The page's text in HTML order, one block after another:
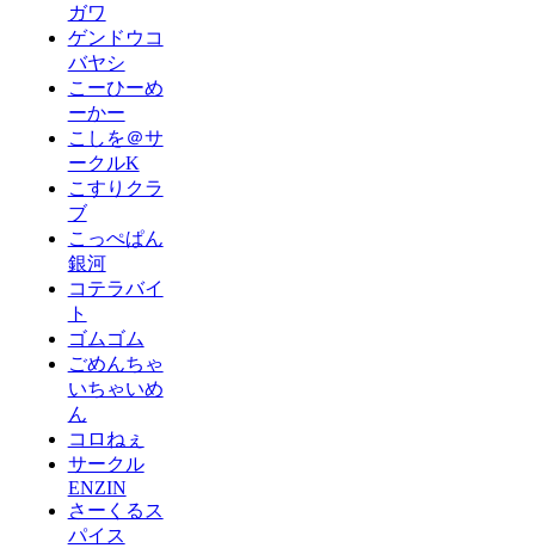
ガワ
ゲンドウコ
バヤシ
こーひーめ
ーかー
こしを＠サ
ークルK
こすりクラ
ブ
こっぺぱん
銀河
コテラバイ
ト
ゴムゴム
ごめんちゃ
いちゃいめ
ん
コロねぇ
サークル
ENZIN
さーくるス
パイス